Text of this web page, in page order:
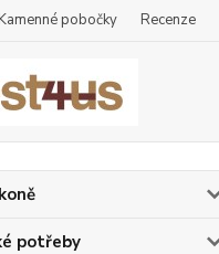
Kamenné pobočky Recenze
potřeby